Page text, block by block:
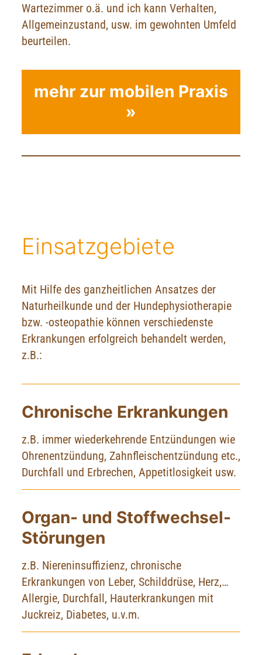
Wartezimmer o.ä. und ich kann Verhalten,
Allgemeinzustand, usw. im gewohnten Umfeld
beurteilen.
mehr zur mobilen Praxis
»
Einsatzgebiete
Mit Hilfe des ganzheitlichen Ansatzes der
Naturheilkunde und der Hundephysiotherapie
bzw. -osteopathie können verschiedenste
Erkrankungen erfolgreich behandelt werden,
z.B.:
Chronische Erkrankungen
z.B. immer wiederkehrende Entzündungen wie
Ohrenentzündung, Zahnfleischentzündung etc.,
Durchfall und Erbrechen, Appetitlosigkeit usw.
Organ- und Stoffwechsel-
Störungen
z.B. Niereninsuffizienz, chronische
Erkrankungen von Leber, Schilddrüse, Herz,…
Allergie, Durchfall, Hauterkrankungen mit
Juckreiz, Diabetes, u.v.m.